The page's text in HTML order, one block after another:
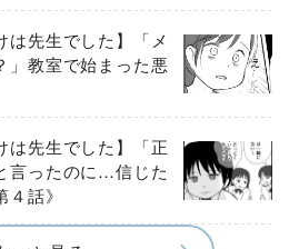
は先生でした】「メ
」教室で始まった悪
は先生でした】「正
言ったのに…信じた
話》